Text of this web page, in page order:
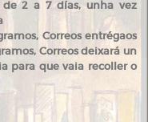
2 a 7 días, unha vez
Correos entrégaos
Correos deixará un
para que vaia recoller o